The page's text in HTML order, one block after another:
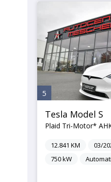
5
Tesla Model S
12.841 KM 03/
750kW